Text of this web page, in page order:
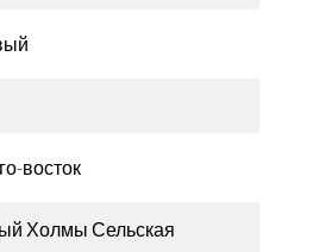
восток
Холмы Сельская